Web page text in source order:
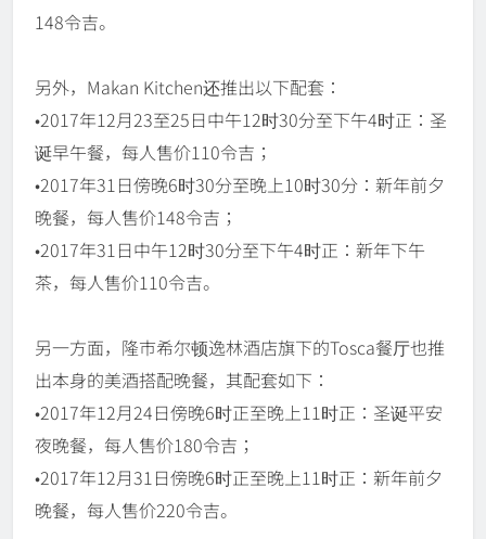
148令吉。
另外，Makan Kitchen还推出以下配套：
•2017年12月23至25日中午12时30分至下午4时正：圣
诞早午餐，每人售价110令吉；
•2017年31日傍晚6时30分至晚上10时30分：新年前夕
晚餐，每人售价148令吉；
•2017年31日中午12时30分至下午4时正：新年下午
茶，每人售价110令吉。
另一方面，隆市希尔顿逸林酒店旗下的Tosca餐厅也推
出本身的美酒搭配晚餐，其配套如下：
•2017年12月24日傍晚6时正至晚上11时正：圣诞平安
夜晚餐，每人售价180令吉；
•2017年12月31日傍晚6时正至晚上11时正：新年前夕
晚餐，每人售价220令吉。